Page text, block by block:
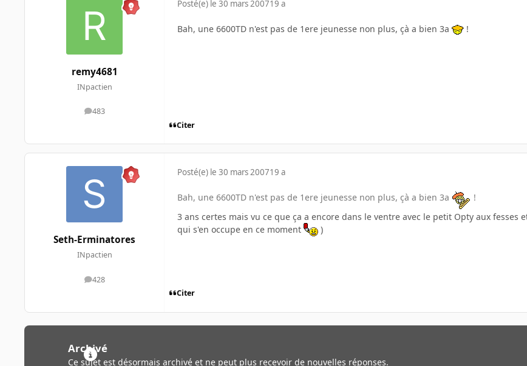
remy4681
INpactien
483
messages
Posté(e) le 30 mars 200719 a
Bah, une 6600TD n'est pas de 1ere jeunesse non plus, çà a bien 3a !
Citer
Seth-Erminatores
INpactien
428
messages
Posté(e) le 30 mars 200719 a
Bah, une 6600TD n'est pas de 1ere jeunesse non plus, çà a bien 3a
!
3 ans certes mais vu ce que ça a encore dans le ventre avec le petit Opty aux fesses
qui s'en occupe en ce moment
)
Citer
Archivé
Ce sujet est désormais archivé et ne peut plus recevoir de nouvelles réponses.